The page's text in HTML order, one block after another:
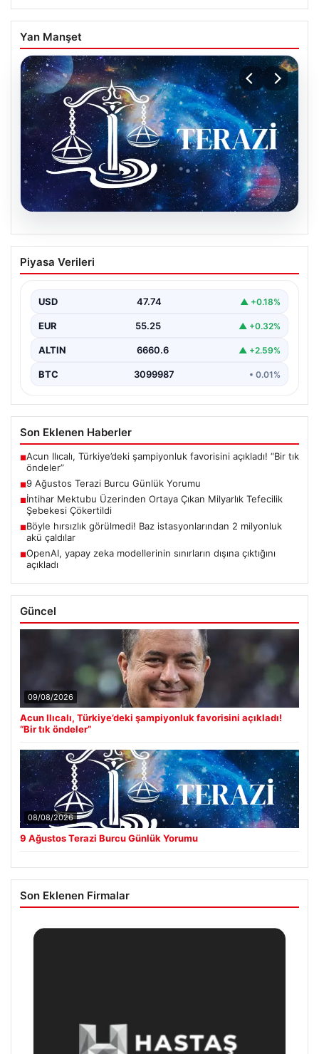
Yan Manşet
08.08.2026
9 Ağustos Terazi Burcu Günlük Yorumu
Bugün Terazi burcu insanları için ikili ilişkilerde iletişimin
Piyasa Verileri
USD 47.74 ▲ +0.18%
EUR 55.25 ▲ +0.32%
ALTIN 6660.6 ▲ +2.59%
BTC 3099987 • 0.01%
Son Eklenen Haberler
■Acun Ilıcalı, Türkiye’deki şampiyonluk favorisini açıkladı! “Bir tık
öndeler”
■9 Ağustos Terazi Burcu Günlük Yorumu
■İntihar Mektubu Üzerinden Ortaya Çıkan Milyarlık Tefecilik
Şebekesi Çökertildi
■Böyle hırsızlık görülmedi! Baz istasyonlarından 2 milyonluk
akü çaldılar
■OpenAI, yapay zeka modellerinin sınırların dışına çıktığını
açıkladı
Güncel
09/08/2026
Acun Ilıcalı, Türkiye’deki şampiyonluk favorisini açıkladı!
“Bir tık öndeler”
08/08/2026
9 Ağustos Terazi Burcu Günlük Yorumu
Son Eklenen Firmalar